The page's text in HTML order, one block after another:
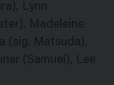
Lynn
Madeleine
(sig. Matsuda),
(Samuel), Lee